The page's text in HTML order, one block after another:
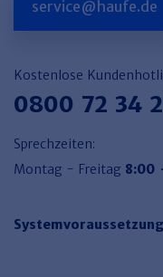
service@haufe.de
Kostenlose
0800 72 34
Sprechzeiten:
Montag - Freitag 8:00